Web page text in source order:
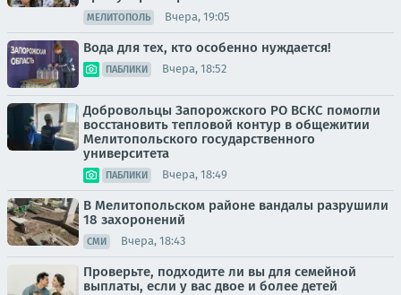
МЕЛИТОПОЛЬ Вчера, 19:05
Вода для тех, кто особенно нуждается!
ПАБЛИКИ Вчера, 18:52
Добровольцы Запорожского РО ВСКС помогли
восстановить тепловой контур в общежитии
Мелитопольского государственного
университета
ПАБЛИКИ Вчера, 18:49
В Мелитопольском районе вандалы разрушили
18 захоронений
СМИ Вчера, 18:43
Проверьте, подходите ли вы для семейной
выплаты, если у вас двое и более детей